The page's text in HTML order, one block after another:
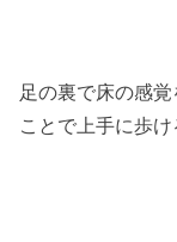
足の裏で床の感
ことで上手に歩